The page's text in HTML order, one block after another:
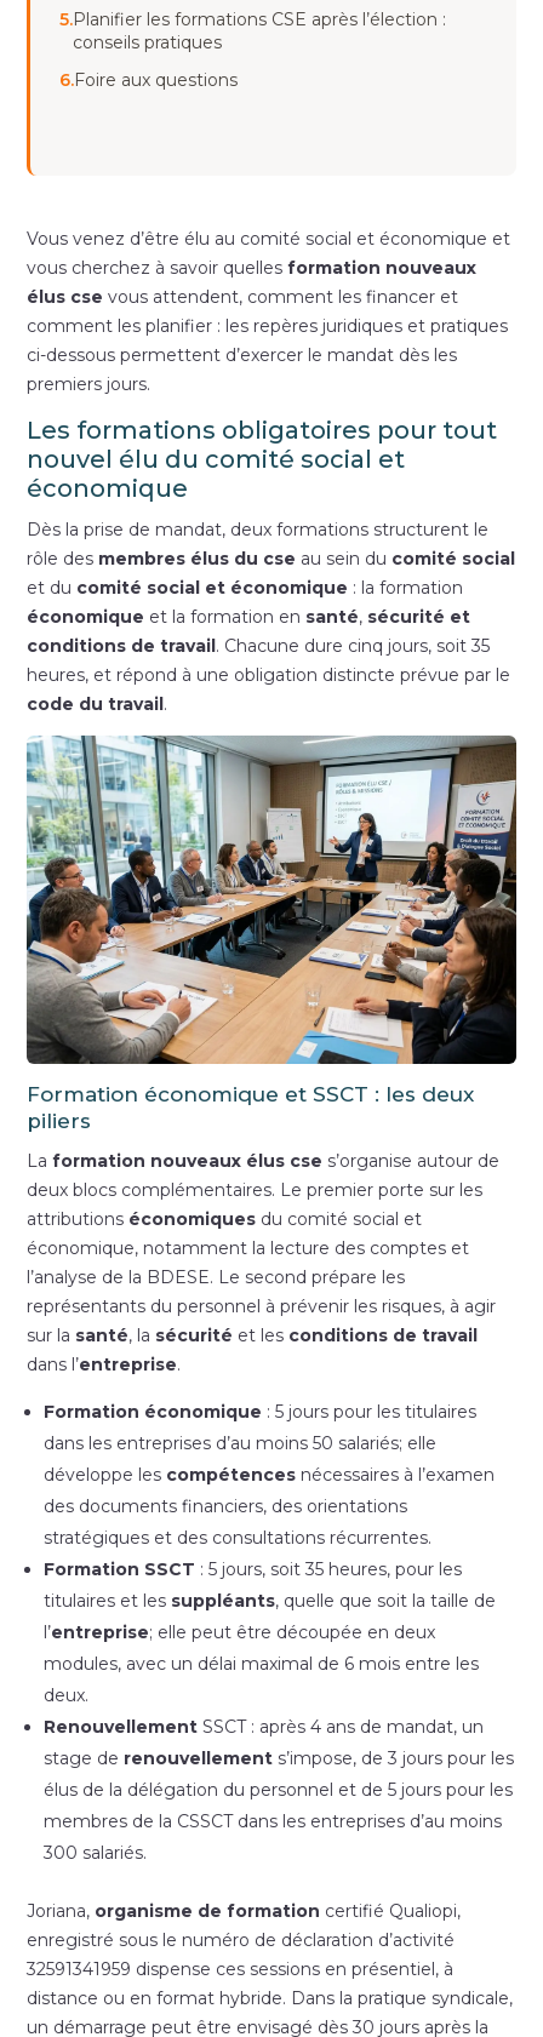
5.Planifier les formations CSE après l’élection :
conseils pratiques
6.Foire aux questions
Vous venez d’être élu au comité social et économique et
vous cherchez à savoir quellesformation nouveaux
élus cse vous attendent, comment les financer et
comment les planifier : les repères juridiques et pratiques
ci-dessous permettent d’exercer le mandat dès les
premiers jours.
Les formations obligatoires pour tout
nouvel élu du comité social et
économique
Dès la prise de mandat, deux formations structurent le
rôle des membres élus du cse au sein du comité social
et du comité social et économique : la formation
économique et la formation en santé, sécurité et
conditions de travail. Chacune dure cinq jours, soit 35
heures, et répond à une obligation distincte prévue par le
code du travail.
Formation économique et SSCT : les deux
piliers
Laformation nouveaux élus cse s’organise autour de
deux blocs complémentaires. Le premier porte sur les
attributions économiques du comité social et
économique, notamment la lecture des comptes et
l’analyse de la BDESE. Le second prépare les
représentants du personnel à prévenir les risques, à agir
sur la santé, la sécurité et les conditions de travail
dans l’entreprise.
Formation économique : 5 jours pour les titulaires
dans les entreprises d’au moins 50 salariés; elle
développe les compétences nécessaires à l’examen
des documents financiers, des orientations
stratégiques et des consultations récurrentes.
Formation SSCT : 5 jours, soit 35 heures, pour les
titulaires et les suppléants, quelle que soit la taille de
l’entreprise; elle peut être découpée en deux
modules, avec un délai maximal de 6 mois entre les
deux.
Renouvellement SSCT : après 4 ans de mandat, un
stage de renouvellement s’impose, de 3 jours pour les
élus de la délégation du personnel et de 5 jours pour les
membres de la CSSCT dans les entreprises d’au moins
300 salariés.
Joriana, organisme de formation certifié Qualiopi,
enregistré sous le numéro de déclaration d’activité
32591341959 dispense ces sessions en présentiel, à
distance ou en format hybride. Dans la pratique syndicale,
un démarrage peut être envisagé dès 30 jours après la